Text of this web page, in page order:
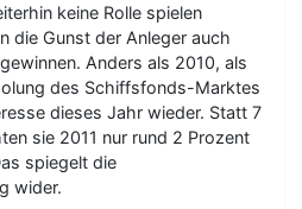
keine Rolle spielen
die Gunst der Anleger auch
Anders als 2010, als
des Schiffsfonds-Marktes
dieses Jahr wieder. Statt 7
sie 2011 nur rund 2 Prozent
spiegelt die
wider.